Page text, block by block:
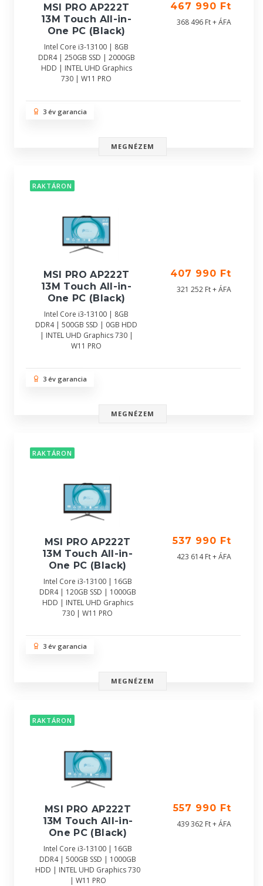
MSI PRO AP222T
13M Touch All-in-
One PC (Black)
Intel Core i3-13100 | 8GB
DDR4 | 250GB SSD | 2000GB
HDD | INTEL UHD Graphics
730 | W11 PRO
467 990 Ft
368 496 Ft + ÁFA
3 év garancia
MEGNÉZEM
RAKTÁRON
MSI PRO AP222T
13M Touch All-in-
One PC (Black)
Intel Core i3-13100 | 8GB
DDR4 | 500GB SSD | 0GB HDD
| INTEL UHD Graphics 730 |
W11 PRO
407 990 Ft
321 252 Ft + ÁFA
3 év garancia
MEGNÉZEM
RAKTÁRON
MSI PRO AP222T
13M Touch All-in-
One PC (Black)
Intel Core i3-13100 | 16GB
DDR4 | 120GB SSD | 1000GB
HDD | INTEL UHD Graphics
730 | W11 PRO
537 990 Ft
423 614 Ft + ÁFA
3 év garancia
MEGNÉZEM
RAKTÁRON
MSI PRO AP222T
13M Touch All-in-
One PC (Black)
Intel Core i3-13100 | 16GB
DDR4 | 500GB SSD | 1000GB
HDD | INTEL UHD Graphics 730
| W11 PRO
557 990 Ft
439 362 Ft + ÁFA